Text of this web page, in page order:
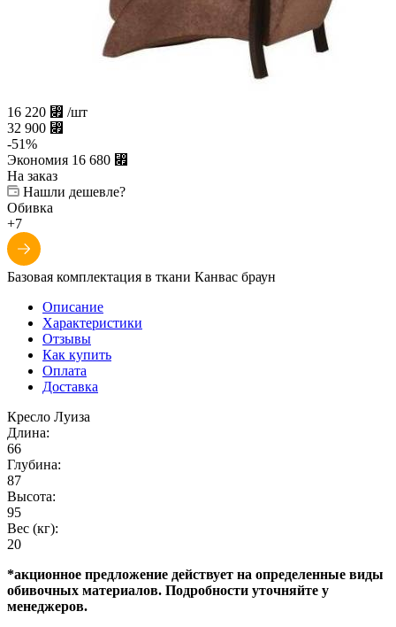
16 220 ⃏ /шт
32 900 ⃏
-51%
Экономия 16 680 ⃏
На заказ
Нашли дешевле?
Обивка
+7
Базовая комплектация в ткани Канвас браун
Описание
Характеристики
Отзывы
Как купить
Оплата
Доставка
Кресло Луиза
Длина:
66
Глубина:
87
Высота:
95
Вес (кг):
20
*акционное предложение действует на определенные виды
обивочных материалов. Подробности уточняйте у
менеджеров.